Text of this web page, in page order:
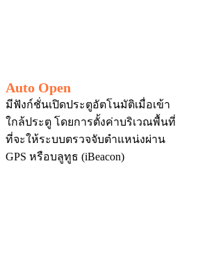
Auto Open
มีฟังก์ชั่นเปิดประตูอัตโนมัติเมื่อเข้า
ใกล้ประตู โดยการตั้งค่าบริเวณพื้นที่
ที่จะให้ระบบตรวจจับตำแหน่งผ่าน
GPS หรือบลูทูธ (iBeacon)